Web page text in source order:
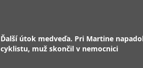
Ďalší útok medveďa. Pri Martine
cyklistu, muž skončil v nemocnici